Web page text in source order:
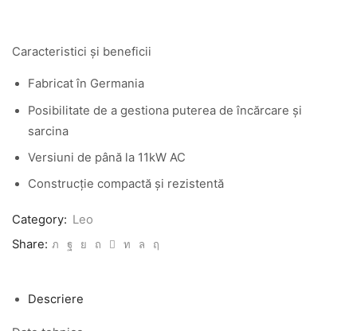
Caracteristici și beneficii
Fabricat în Germania
Posibilitate de a gestiona puterea de încărcare și
sarcina
Versiuni de până la 11kW AC
Construcție compactă și rezistentă
Category: Leo
Share:
Descriere